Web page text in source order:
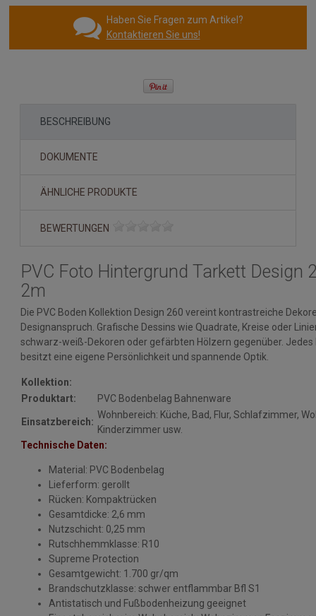
Haben Sie Fragen zum Artikel?
Kontaktieren Sie uns!
BESCHREIBUNG
DOKUMENTE
ÄHNLICHE PRODUKTE
BEWERTUNGEN
PVC Foto Hintergrund Tarkett Design
2m
Die PVC Boden Kollektion Design 260 vereint kontrastreiche
Designanspruch. Grafische Dessins wie Quadrate, Kreise oder
schwarz-weiß-Dekoren oder gefärbten Hölzern gegenüber. Jedes
besitzt eine eigene Persönlichkeit und spannende Optik.
Kollektion:
Produktart:
PVC Bodenbelag Bahnenware
Einsatzbereich:
Wohnbereich: Küche, Bad, Flur, Schlafzimmer,
Kinderzimmer usw.
Technische Daten:
Material: PVC Bodenbelag
Lieferform: gerollt
Rücken: Kompaktrücken
Gesamtdicke: 2,6 mm
Nutzschicht: 0,25 mm
Rutschhemmklasse: R10
Supreme Protection
Gesamtgewicht: 1.700 gr/qm
Brandschutzklasse: schwer entflammbar Bfl S1
Antistatisch und Fußbodenheizung geeignet